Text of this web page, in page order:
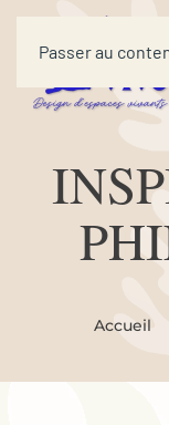
Passer au
Accueil